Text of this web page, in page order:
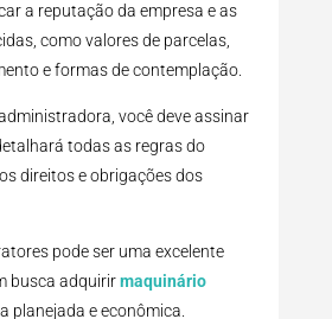
a reputação da empresa e as
como valores de parcelas,
e formas de contemplação.
você deve assinar
todas as regras do
direitos e obrigações dos
pode ser uma excelente
busca adquirirmaquinário
planejada e econômica.